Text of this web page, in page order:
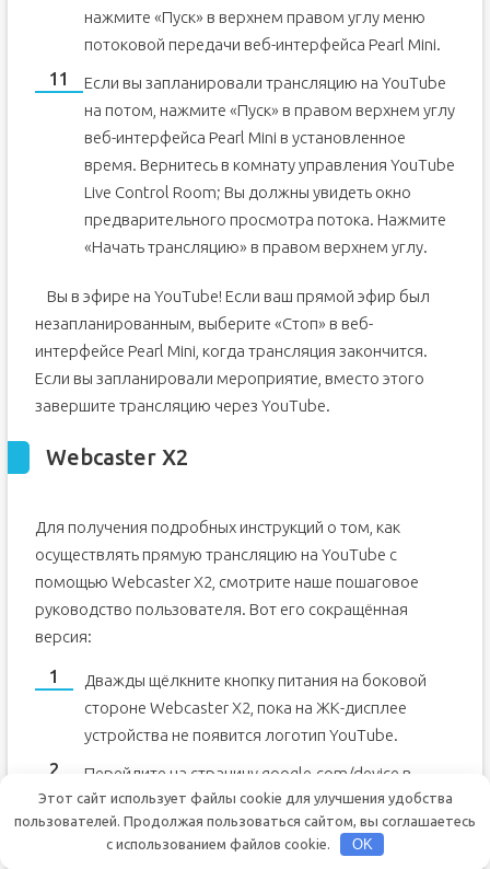
нажмите «Пуск» в верхнем правом углу меню
потоковой передачи веб-интерфейса Pearl Mini.
Если вы запланировали трансляцию на YouTube
на потом, нажмите «Пуск» в правом верхнем углу
веб-интерфейса Pearl Mini в установленное
время. Вернитесь в комнату управления YouTube
Live Control Room; Вы должны увидеть окно
предварительного просмотра потока. Нажмите
«Начать трансляцию» в правом верхнем углу.
Вы в эфире на YouTube! Если ваш прямой эфир был
незапланированным, выберите «Стоп» в веб-
интерфейсе Pearl Mini, когда трансляция закончится.
Если вы запланировали мероприятие, вместо этого
завершите трансляцию через YouTube.
Webcaster X2
Для получения подробных инструкций о том, как
осуществлять прямую трансляцию на YouTube с
помощью Webcaster X2, смотрите наше пошаговое
руководство пользователя. Вот его сокращённая
версия:
Дважды щёлкните кнопку питания на боковой
стороне Webcaster X2, пока на ЖК-дисплее
устройства не появится логотип YouTube.
Перейдите на страницу google.com/device в
своём веб-браузере. Войдите в свою учётную
запись Google, если вы еще не вошли в систему.
Этот сайт использует файлы cookie для улучшения удобства
пользователей. Продолжая пользоваться сайтом, вы соглашаетесь
с использованием файлов cookie.
OK